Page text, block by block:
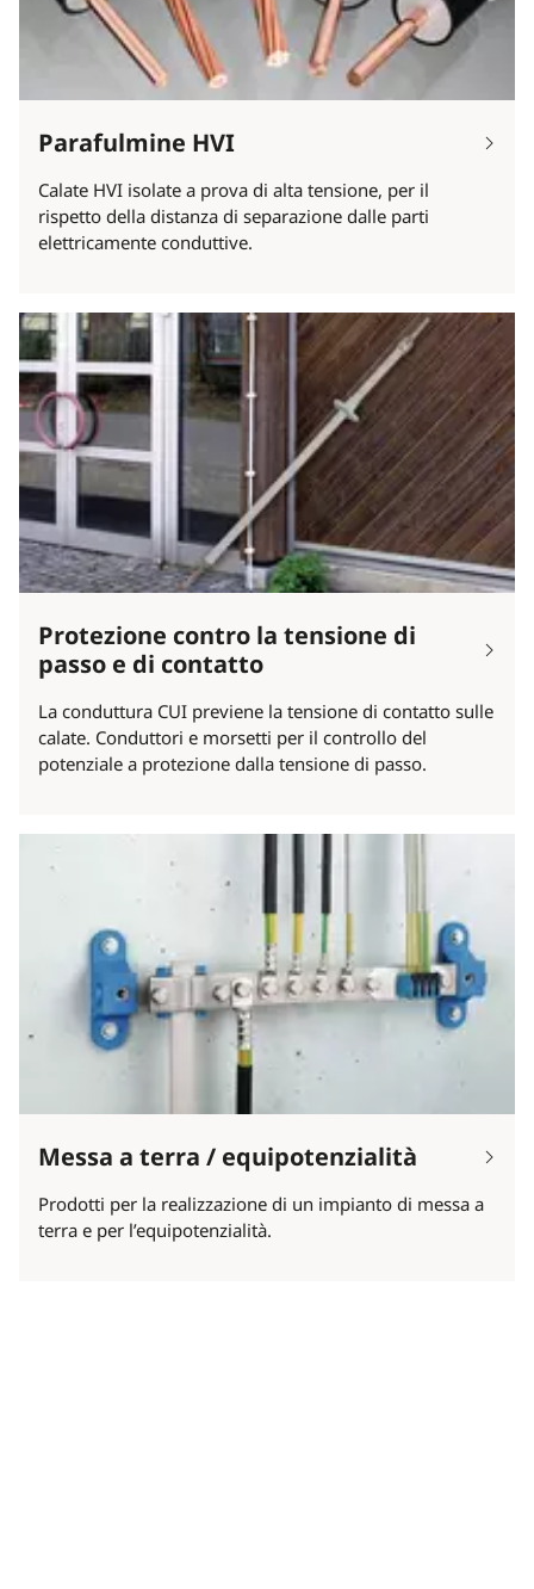
Parafulmine HVI
Calate HVI isolate a prova di alta tensione, per il
rispetto della distanza di separazione dalle parti
elettricamente conduttive.
Protezione contro la tensione di
passo e di contatto
La conduttura CUI previene la tensione di contatto sulle
calate. Conduttori e morsetti per il controllo del
potenziale a protezione dalla tensione di passo.
Messa a terra / equipotenzialità
Prodotti per la realizzazione di un impianto di messa a
terra e per l’equipotenzialità.